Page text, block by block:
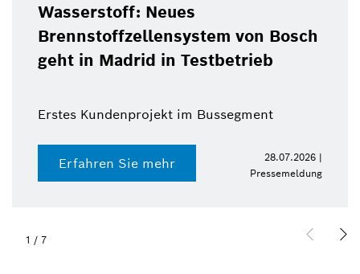
Wasserstoff: Neues
Brennstoffzellensystem von Bosch
geht in Madrid in Testbetrieb
Erstes Kundenprojekt im Bussegment
Erfahren Sie mehr
28.07.2026 |
Pressemeldung
1 / 7